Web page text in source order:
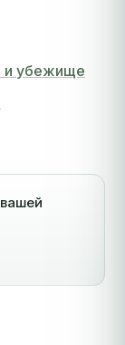
и убежище